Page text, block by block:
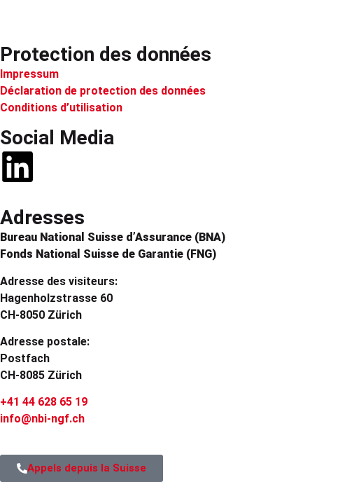
Protection des données
Impressum
Déclaration de protection des données
Conditions d’utilisation
Social Media
Adresses
Bureau National Suisse d’Assurance (BNA)
Fonds National Suisse de Garantie (FNG)
Adresse des visiteurs:
Hagenholzstrasse 60
CH-8050 Zürich
Adresse postale:
Postfach
CH-8085 Zürich
+41 44 628 65 19
info@nbi-ngf.ch
Appels depuis la Suisse